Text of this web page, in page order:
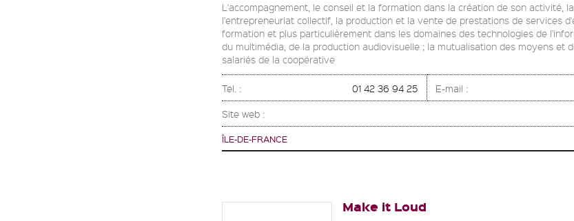
L'accompagnement, le conseil et la formation dans la création de son activité,
l'entrepreneuriat collectif, la production et la vente de prestations de services
formation et plus particulièrement dans les domaines des technologies de
du multimédia, de la production audiovisuelle ; la mutualisation des moyens et
salariés de la coopérative
Tel. : 01 42 36 94 25 E-mail :
Site web :
ÎLE-DE-FRANCE
Make it Loud